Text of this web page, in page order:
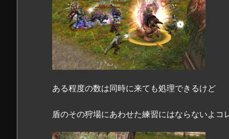
ある程度の数は同時に来ても処理できるけど
盾のその狩場にあわせた練習にはならないよコ